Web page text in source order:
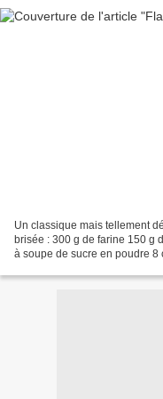
Un classique mais tellement
brisée : 300 g de farine 150 g
à soupe de sucre en poudre 8